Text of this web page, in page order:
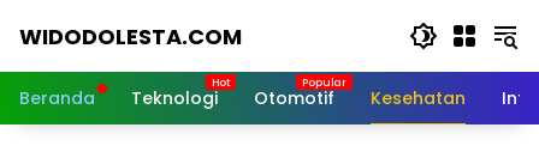
WIDODOLESTA.COM
dan
Beranda Teknologi Otomotif Kesehatan